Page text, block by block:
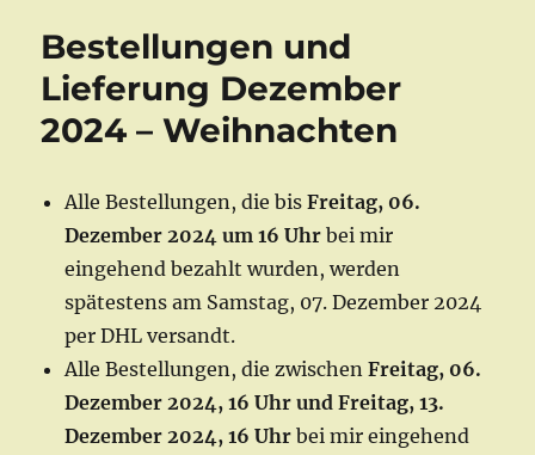
Bestellungen und
Lieferung Dezember
2024 – Weihnachten
Alle Bestellungen, die bisFreitag, 06.
Dezember 2024 um 16 Uhr bei mir
eingehend bezahlt wurden, werden
spätestens am Samstag, 07. Dezember 2024
per DHL versandt.
Alle Bestellungen, die zwischenFreitag, 06.
Dezember 2024, 16 Uhr und Freitag, 13.
Dezember 2024, 16 Uhr bei mir eingehend